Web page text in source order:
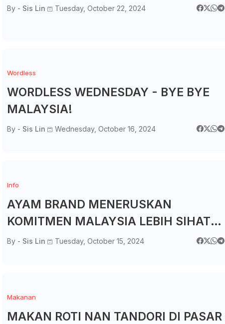
By - Sis Lin Tuesday, October 22, 2024
Wordless
WORDLESS WEDNESDAY - BYE BYE
MALAYSIA!
By - Sis Lin Wednesday, October 16, 2024
Info
AYAM BRAND MENERUSKAN
KOMITMEN MALAYSIA LEBIH SIHAT
MENERUSI PENGANJURAN KEMPEN
By - Sis Lin Tuesday, October 15, 2024
Makanan
MAKAN ROTI NAN TANDORI DI PASAR